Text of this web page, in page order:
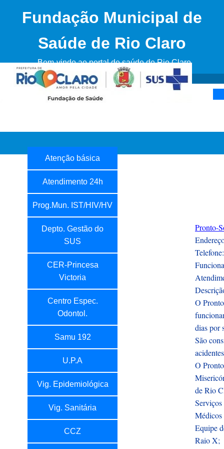
Fundação Municipal de
Saúde de Rio Claro
Bem-vindo ao portal de saúde de Rio Claro
Atenção básica
Atendimento 24h
Prog.Mun. IST/HIV/HV
Depto. Gestão do
SUS
CER-Princesa
Victoria
Centro Espec.
Odontol.
Samu 192
U.P.A
Vig. Epidemiológica
Vig. Sanitária
CCZ
Pronto-
O
dias por
São
O
de Rio
Médicos
Equipe
Raio X;